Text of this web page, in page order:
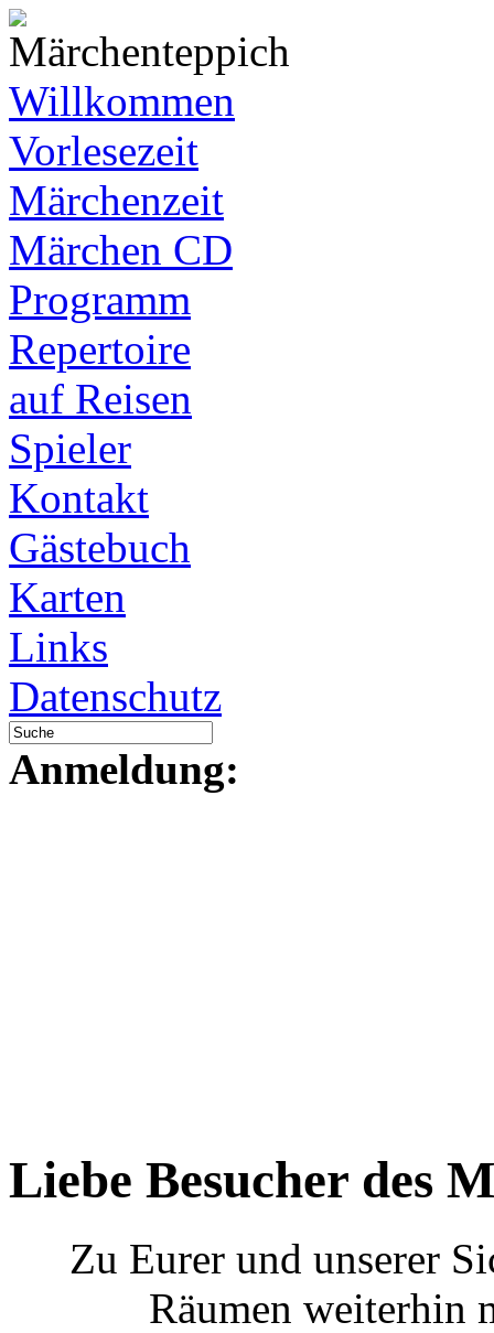
Willkommen
Vorlesezeit
Märchenzeit
Märchen CD
Programm
Repertoire
auf Reisen
Spieler
Kontakt
Gästebuch
Karten
Links
Datenschutz
Anmeldung:
Liebe Besucher des
Zu Eurer und unserer
Räumen weiterhin